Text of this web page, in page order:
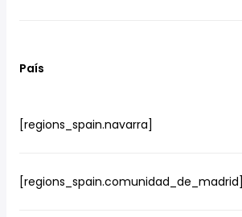
País
[regions_spain.navarra]
[regions_spain.comunidad_de_madrid]